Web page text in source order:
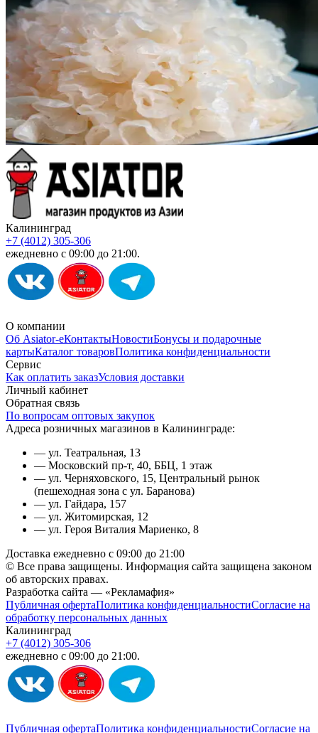
Калининград
+7 (4012) 305-306
ежедневно с 09:00 до 21:00.
О компании
Об Asiator-еКонтактыНовостиБонусы и подарочные
картыКаталог товаровПолитика конфиденциальности
Сервис
Как оплатить заказУсловия доставки
Личный кабинет
Обратная связь
По вопросам оптовых закупок
Адреса розничных магазинов в Калининграде:
— ул. Театральная, 13
— Московский пр-т, 40, ББЦ, 1 этаж
— ул. Черняховского, 15, Центральный рынок
(пешеходная зона с ул. Баранова)
— ул. Гайдара, 157
— ул. Житомирская, 12
— ул. Героя Виталия Мариенко, 8
Доставка ежедневно с 09:00 до 21:00
© Все права защищены. Информация сайта защищена законом
об авторских правах.
Разработка сайта — «Рекламафия»
Публичная офертаПолитика конфиденциальностиСогласие на
обработку персональных данных
Калининград
+7 (4012) 305-306
ежедневно с 09:00 до 21:00.
Публичная офертаПолитика конфиденциальностиСогласие на